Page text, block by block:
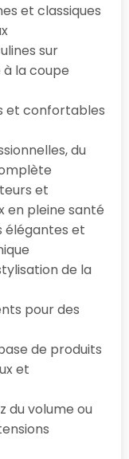
et classiques
sur
à la coupe
et confortables
du
et
en pleine santé
élégantes et
de la
pour des
de produits
et
du volume ou